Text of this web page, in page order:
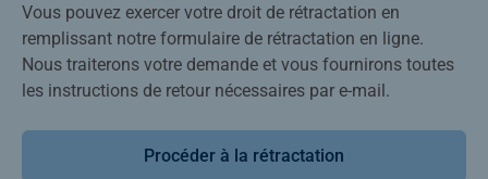
Vous pouvez exercer votre droit de rétractation en
remplissant notre formulaire de rétractation en ligne.
Nous traiterons votre demande et vous fournirons toutes
les instructions de retour nécessaires par e-mail.
Procéder à la rétractation